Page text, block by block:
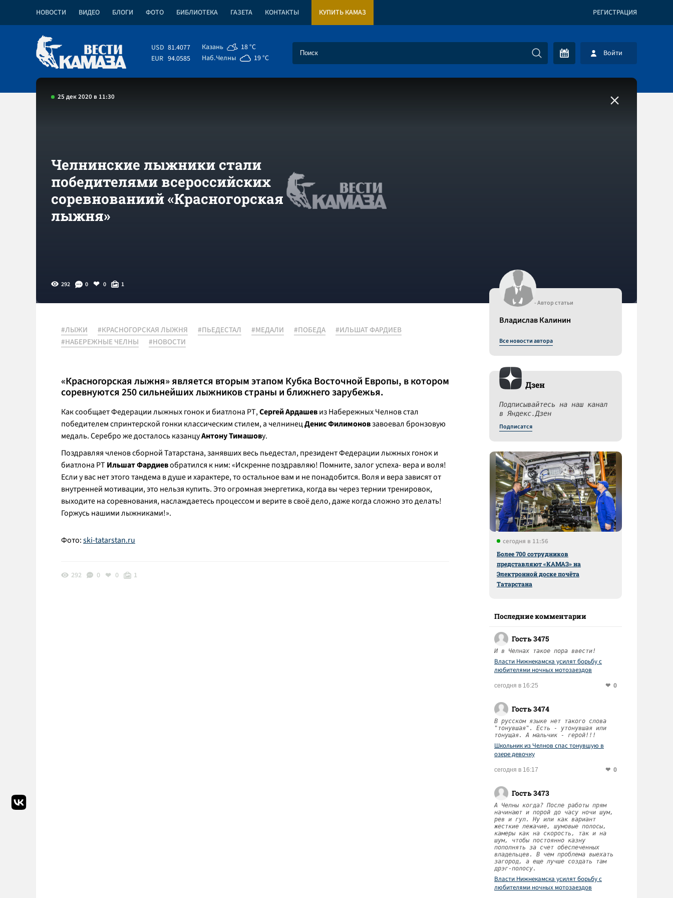
НОВОСТИ ВИДЕО БЛОГИ ФОТО БИБЛИОТЕКА ГАЗЕТА КОНТАКТЫ КУПИТЬ КАМАЗ РЕГИСТРАЦИЯ
USD 81.4077
EUR 94.0585
Казань
18 °C
Наб.Челны
19 °C Войти
25 дек 2020 в 11:30
Челнинские лыжники стали
победителями всероссийских
соревнованиий «Красногорская
лыжня»
292 0 0 1
#ЛЫЖИ #КРАСНОГОРСКАЯ ЛЫЖНЯ #ПЬЕДЕСТАЛ #МЕДАЛИ #ПОБЕДА
#ИЛЬШАТ ФАРДИЕВ
#НАБЕРЕЖНЫЕ ЧЕЛНЫ
#НОВОСТИ
«Красногорская лыжня» является вторым этапом Кубка Восточной Европы, в котором
соревнуются 250 сильнейших лыжников страны и ближнего зарубежья.
Как сообщает Федерации лыжных гонок и биатлона РТ,Сергей Ардашевиз Набережных Челнов стал
победителем спринтерской гонки классическим стилем, а челнинецДенис Филимоновзавоевал бронзовую
медаль. Серебро же досталось казанцуАнтону Тимашову.
Поздравляя членов сборной Татарстана, занявших весь пьедестал, президент Федерации лыжных гонок и
биатлона РТ Ильшат Фардиевобратился к ним:«Искренне поздравляю! Помните, залог успеха- вера и воля!
Если у вас нет этого тандема в душе и характере, то остальное вам и не понадобится. Воля и вера зависят от
внутренней мотивации, это нельзя купить. Это огромная энергетика, когда вы через тернии тренировок,
выходите на соревнования, наслаждаетесь процессом и верите в своё дело, даже когда сложно это делать!
Горжусь нашими лыжниками!».
Фото:ski-tatarstan.ru
292 0 0 1
- Автор статьи
Владислав Калинин
Все новости автора
Дзен
Подписывайтесь на наш канал
в Яндекс.Дзен
Подписатся
сегодня в 11:56
Более 700 сотрудников
представляют «КАМАЗ» на
Электронной доске почёта
Татарстана
Последние комментарии
Гость 3475
И в Челнах такое пора ввести!
Власти Нижнекамска усилят борьбу с
любителями ночных мотозаездов
сегодня в 16:25 0
Гость 3474
В русском языке нет такого слова
"тонувшая". Есть - утонувшая или
тонущая. А мальчик - герой!!!
Школьник из Челнов спас тонувшую в
озере девочку
сегодня в 16:17 0
Гость 3473
А Челны когда? После работы прям
начинают и порой до часу ночи шум,
рев и гул. Ну или как вариант
жесткие лежачие, шумовые полосы,
камеры как на скорость, так и на
шум, чтобы постоянно казну
пополнять за счет обеспеченных
владельцев. В чем проблема выехать
загород, а еще лучше создать там
дрэг-полосу.
Власти Нижнекамска усилят борьбу с
любителями ночных мотозаездов